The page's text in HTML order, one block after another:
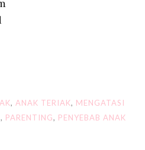
, ANAK TERIAK, MENGATASI
, PARENTING, PENYEBAB ANAK